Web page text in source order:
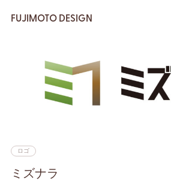
FUJIMOTO DESIGN
ロゴ
ミズナラ